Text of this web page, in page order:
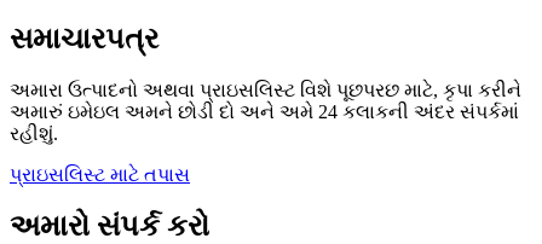
સમાચારપત્ર
અમારા ઉત્પાદનો અથવા પ્રાઇસલિસ્ટ વિશે પૂછપરછ માટે, કૃપા કરીને
અમારું ઇમેઇલ અમને છોડી દો અને અમે 24 કલાકની અંદર સંપર્કમાં
રહીશું.
પ્રાઇસલિસ્ટ માટે તપાસ
અમારો સંપર્ક કરો